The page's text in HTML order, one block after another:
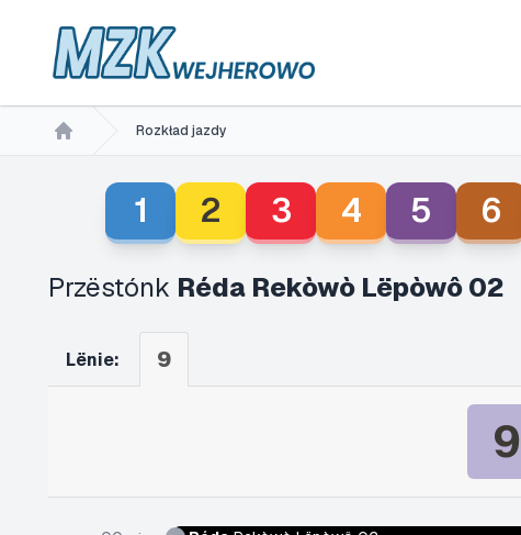
Rozkład jazdy
1 2 3 4 5 6
Przëstónk Réda Rekòwò Lëpòwô 02
Lënie: 9
9